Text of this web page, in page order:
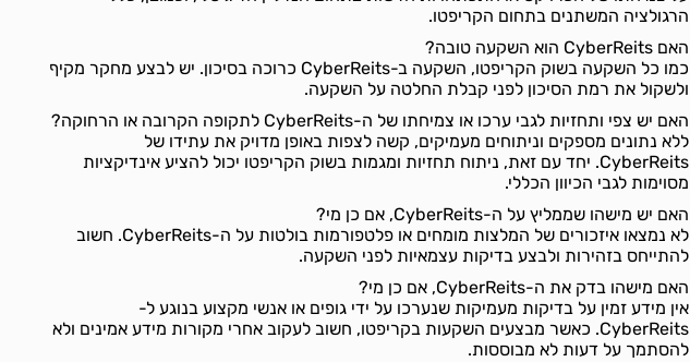
הרגולציה המשתנים בתחום הקריפטו.
האם CyberReits הוא השקעה טובה?
כמו כל השקעה בשוק הקריפטו, השקעה ב-CyberReits כרוכה בסיכון. יש לבצע מחקר מקיף
ולשקול את רמת הסיכון לפני קבלת החלטה על השקעה.
האם יש צפי ותחזיות לגבי ערכו או צמיחתו של ה-CyberReits לתקופה הקרובה או הרחוקה?
ללא נתונים מספקים וניתוחים מעמיקים, קשה לצפות באופן מדויק את עתידו של
CyberReits. יחד עם זאת, ניתוח תחזיות ומגמות בשוק הקריפטו יכול להציע אינדיקציות
מסוימות לגבי הכיוון הכללי.
האם יש מישהו שממליץ על ה-CyberReits, אם כן מי?
לא נמצאו איזכורים של המלצות מומחים או פלטפורמות בולטות על ה-CyberReits. חשוב
להתייחס בזהירות ולבצע בדיקות עצמאיות לפני השקעה.
האם מישהו בדק את ה-CyberReits, אם כן מי?
אין מידע זמין על בדיקות מעמיקות שנערכו על ידי גופים או אנשי מקצוע בנוגע ל-
CyberReits. כאשר מבצעים השקעות בקריפטו, חשוב לעקוב אחרי מקורות מידע אמינים ולא
להסתמך על דעות לא מבוססות.